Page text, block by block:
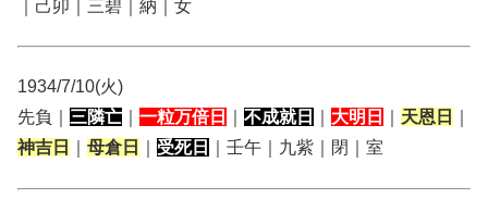
｜己卯｜三碧｜納｜女
1934/7/10(火)
先負｜ 三隣亡 一粒万倍日 不成就日 大明日 天恩日
神吉日
母倉日 受死日 ｜壬午｜九紫｜閉｜室